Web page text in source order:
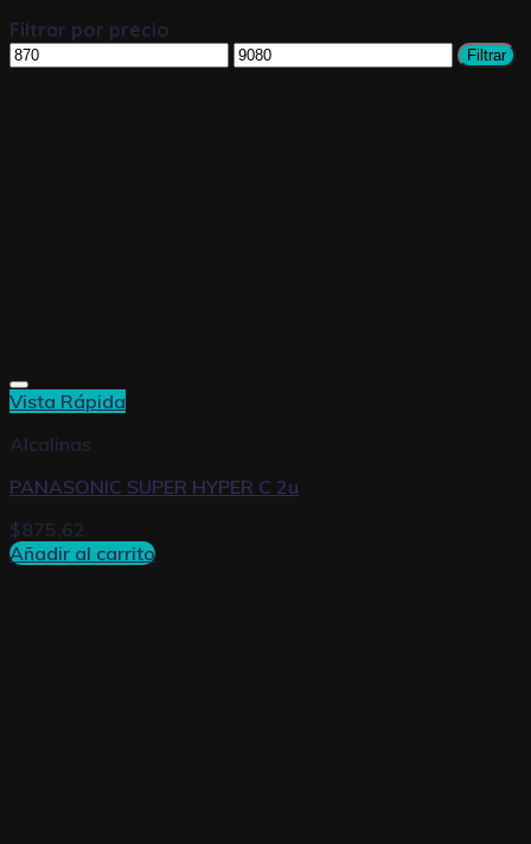
Filtrar por precio
Filtrar
Vista Rápida
Alcalinas
PANASONIC SUPER HYPER C 2u
$875,62
Añadir al carrito